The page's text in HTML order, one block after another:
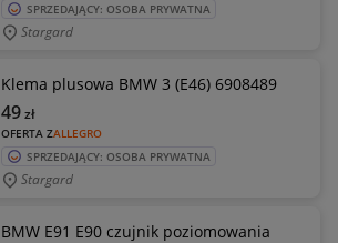
SPRZEDAJĄCY: OSOBA PRYWATNA
Stargard
Klema plusowa BMW 3 (E46) 6908489
OFERTA ZALLEGRO
49zł
SPRZEDAJĄCY: OSOBA PRYWATNA
Stargard
BMW E91 E90 czujnik poziomowania